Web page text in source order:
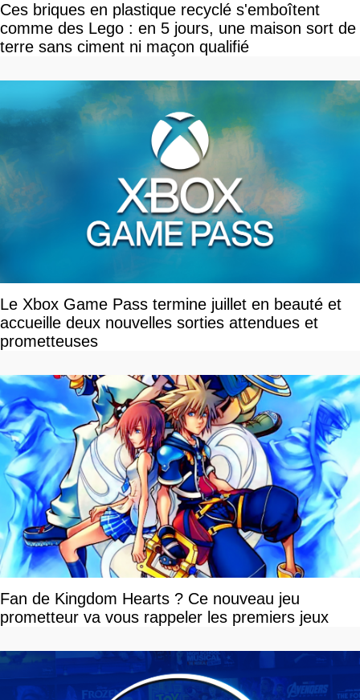
Ces briques en plastique recyclé s'emboîtent
comme des Lego : en 5 jours, une maison sort de
terre sans ciment ni maçon qualifié
Le Xbox Game Pass termine juillet en beauté et
accueille deux nouvelles sorties attendues et
prometteuses
Fan de Kingdom Hearts ? Ce nouveau jeu
prometteur va vous rappeler les premiers jeux